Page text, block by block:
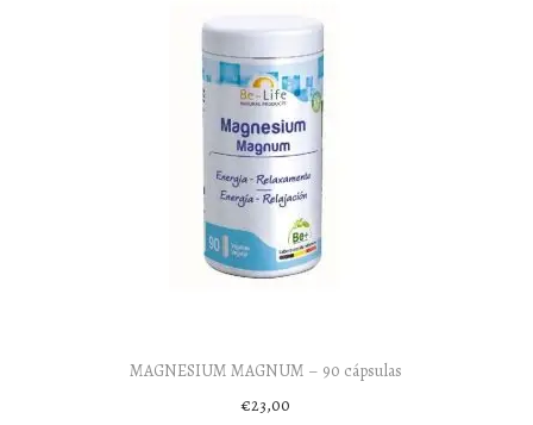
MAGNESIUM MAGNUM – 90 cápsulas
€23,00